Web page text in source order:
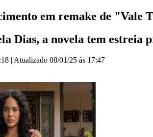
em remake de
Dias, a novela tem
| Atualizado 08/01/25 às 17:47